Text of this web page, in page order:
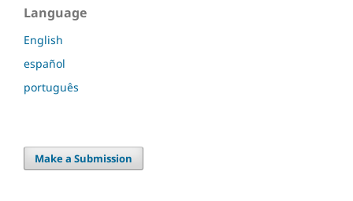
Language
English
español
português
Make a Submission